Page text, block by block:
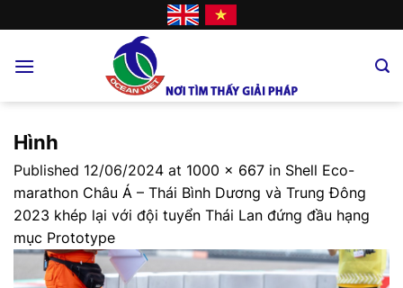
to
Hình
Published 12/06/2024 at 1000 × 667 in Shell Eco-
marathon Châu Á – Thái Bình Dương và Trung Đông
2023 khép lại với đội tuyển Thái Lan đứng đầu hạng
mục Prototype